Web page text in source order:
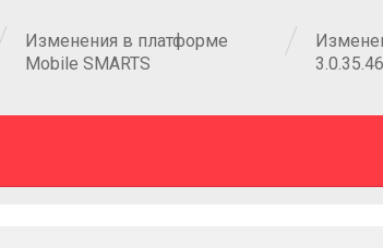
Изменения в платформе
Mobile SMARTS